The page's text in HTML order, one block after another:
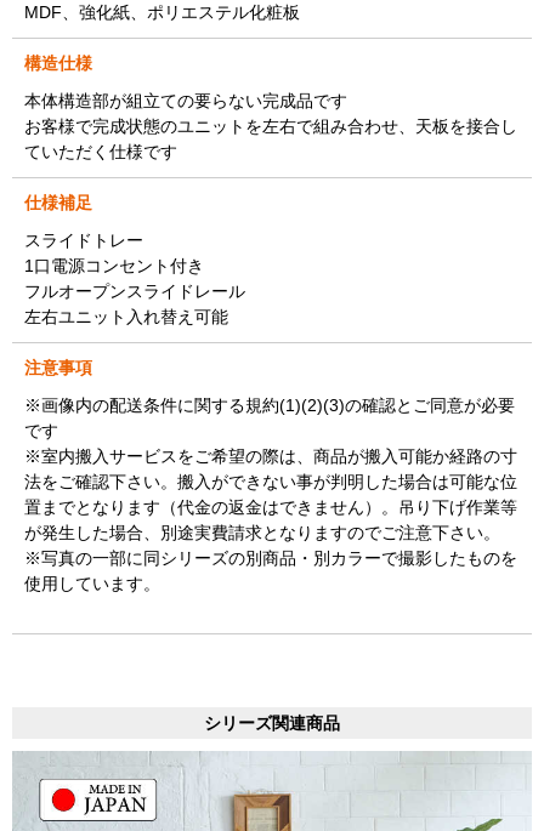
MDF、強化紙、ポリエステル化粧板
構造仕様
本体構造部が組立ての要らない完成品です
お客様で完成状態のユニットを左右で組み合わせ、天板を接合し
ていただく仕様です
仕様補足
スライドトレー
1口電源コンセント付き
フルオープンスライドレール
左右ユニット入れ替え可能
注意事項
※画像内の配送条件に関する規約(1)(2)(3)の確認とご同意が必要
です
※室内搬入サービスをご希望の際は、商品が搬入可能か経路の寸
法をご確認下さい。搬入ができない事が判明した場合は可能な位
置までとなります（代金の返金はできません）。吊り下げ作業等
が発生した場合、別途実費請求となりますのでご注意下さい。
※写真の一部に同シリーズの別商品・別カラーで撮影したものを
使用しています。
シリーズ関連商品